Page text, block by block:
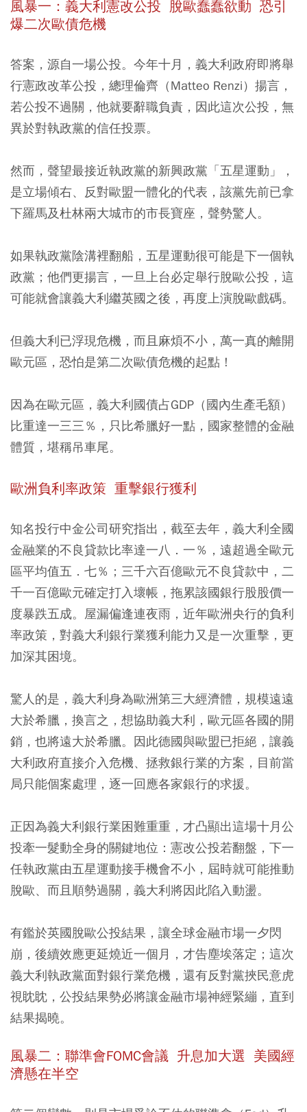
風暴一：義大利憲改公投 脫歐蠢蠢欲動 恐引
爆二次歐債危機
答案，源自一場公投。今年十月，義大利政府即將舉
行憲政改革公投，總理倫齊（Matteo Renzi）揚言，
若公投不過關，他就要辭職負責，因此這次公投，無
異於對執政黨的信任投票。
然而，聲望最接近執政黨的新興政黨「五星運動」，
是立場傾右、反對歐盟一體化的代表，該黨先前已拿
下羅馬及杜林兩大城市的市長寶座，聲勢驚人。
如果執政黨陰溝裡翻船，五星運動很可能是下一個執
政黨；他們更揚言，一旦上台必定舉行脫歐公投，這
可能就會讓義大利繼英國之後，再度上演脫歐戲碼。
但義大利已浮現危機，而且麻煩不小，萬一真的離開
歐元區，恐怕是第二次歐債危機的起點！
因為在歐元區，義大利國債占GDP（國內生產毛額）
比重達一三三％，只比希臘好一點，國家整體的金融
體質，堪稱吊車尾。
歐洲負利率政策 重擊銀行獲利
知名投行中金公司研究指出，截至去年，義大利全國
金融業的不良貸款比率達一八．一％，遠超過全歐元
區平均值五．七％；三千六百億歐元不良貸款中，二
千一百億歐元確定打入壞帳，拖累該國銀行股股價一
度暴跌五成。屋漏偏逢連夜雨，近年歐洲央行的負利
率政策，對義大利銀行業獲利能力又是一次重擊，更
加深其困境。
驚人的是，義大利身為歐洲第三大經濟體，規模遠遠
大於希臘，換言之，想協助義大利，歐元區各國的開
銷，也將遠大於希臘。因此德國與歐盟已拒絕，讓義
大利政府直接介入危機、拯救銀行業的方案，目前當
局只能個案處理，逐一回應各家銀行的求援。
正因為義大利銀行業困難重重，才凸顯出這場十月公
投牽一髮動全身的關鍵地位：憲改公投若翻盤，下一
任執政黨由五星運動接手機會不小，屆時就可能推動
脫歐、而且順勢過關，義大利將因此陷入動盪。
有鑑於英國脫歐公投結果，讓全球金融市場一夕閃
崩，後續效應更延燒近一個月，才告塵埃落定；這次
義大利執政黨面對銀行業危機，還有反對黨挾民意虎
視眈眈，公投結果勢必將讓金融市場神經緊繃，直到
結果揭曉。
風暴二：聯準會FOMC會議 升息加大選 美國經
濟懸在半空